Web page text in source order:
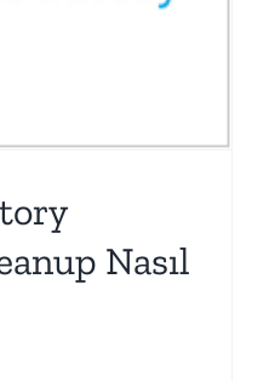
Nasıl